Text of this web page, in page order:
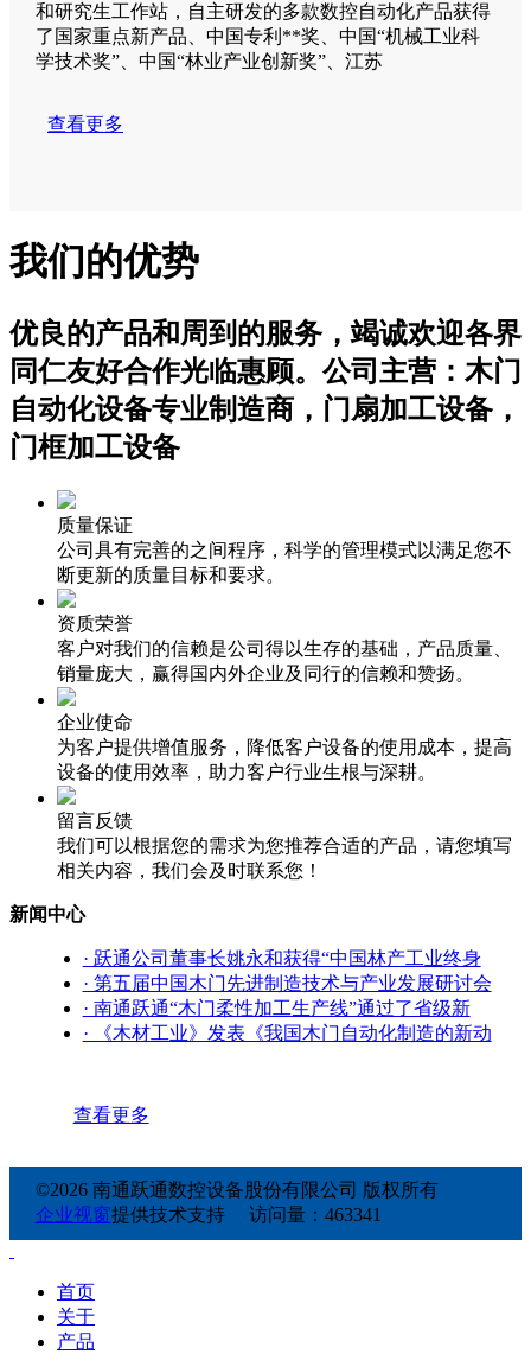
和研究生工作站，自主研发的多款数控自动化产品获得
了国家重点新产品、中国专利**奖、中国“机械工业科
学技术奖”、中国“林业产业创新奖”、江苏
查看更多
我们的优势
优良的产品和周到的服务，竭诚欢迎各界
同仁友好合作光临惠顾。公司主营：木门
自动化设备专业制造商，门扇加工设备，
门框加工设备
质量保证
公司具有完善的之间程序，科学的管理模式以满足您不
断更新的质量目标和要求。
资质荣誉
客户对我们的信赖是公司得以生存的基础，产品质量、
销量庞大，赢得国内外企业及同行的信赖和赞扬。
企业使命
为客户提供增值服务，降低客户设备的使用成本，提高
设备的使用效率，助力客户行业生根与深耕。
留言反馈
我们可以根据您的需求为您推荐合适的产品，请您填写
相关内容，我们会及时联系您！
新闻中心
· 跃通公司董事长姚永和获得“中国林产工业终身
· 第五届中国木门先进制造技术与产业发展研讨会
· 南通跃通“木门柔性加工生产线”通过了省级新
· 《木材工业》发表《我国木门自动化制造的新动
查看更多
©2026 南通跃通数控设备股份有限公司 版权所有
企业视窗提供技术支持 访问量：463341
首页
关于
产品